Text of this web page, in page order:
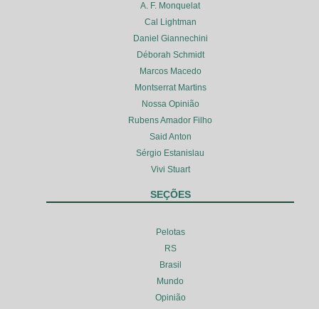
A. F. Monquelat
Cal Lightman
Daniel Giannechini
Déborah Schmidt
Marcos Macedo
Montserrat Martins
Nossa Opinião
Rubens Amador Filho
Said Anton
Sérgio Estanislau
Vivi Stuart
SEÇÕES
Pelotas
RS
Brasil
Mundo
Opinião